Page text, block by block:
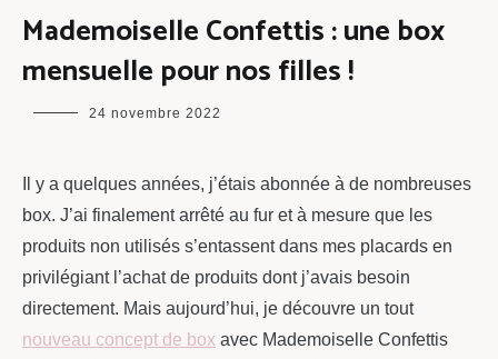
Mademoiselle Confettis : une box
mensuelle pour nos filles !
maman
24 novembre 2022
Il y a quelques années, j’étais abonnée à de nombreuses
box. J’ai finalement arrêté au fur et à mesure que les
produits non utilisés s’entassent dans mes placards en
privilégiant l’achat de produits dont j’avais besoin
directement. Mais aujourd’hui, je découvre un tout
nouveau concept de box avec Mademoiselle Confettis